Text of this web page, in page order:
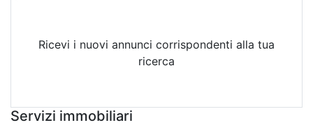
Ricevi i nuovi annunci corrispondenti alla tua
ricerca
Servizi immobiliari